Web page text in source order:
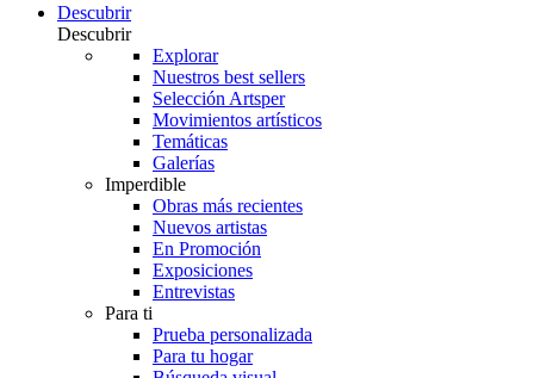
Descubrir
Descubrir
Explorar
Nuestros best sellers
Selección Artsper
Movimientos artísticos
Temáticas
Galerías
Imperdible
Obras más recientes
Nuevos artistas
En Promoción
Exposiciones
Entrevistas
Para ti
Prueba personalizada
Para tu hogar